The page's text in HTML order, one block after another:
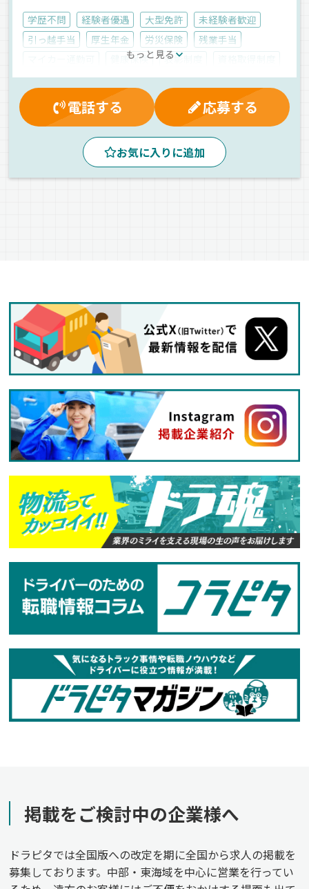
学歴不問 経験者優遇 大型免許
未経験者歓迎
引っ越手当
厚生年金 労災保険
残業手当
健康保険 表彰制度
財形貯蓄制度
有給休暇 雇用保険 夕方 昼
朝
拠点多数 危険物
タンクローリー
正社員
もっと見る
電話する 応募する
お気に入りに追加
掲載をご検討中の企業様へ
ドラピタでは全国版への改定を期に全国から求人の掲載を
募集しております。中部・東海域を中心に営業を行ってい